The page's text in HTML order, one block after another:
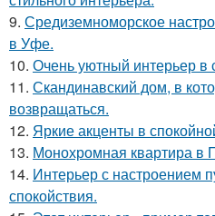
9. Средиземноморское
в Уфе.
10. Очень уютный интерьер в
11. Скандинавский дом, в
возвращаться.
12. Яркие акценты в
13. Монохромная квартира в
14. Интерьер с настроением
спокойствия.